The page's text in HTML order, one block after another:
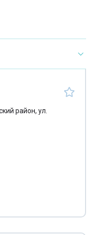
площадок
район, ул.